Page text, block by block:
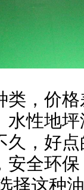
，价格
水性地
，好
安全环
择这种